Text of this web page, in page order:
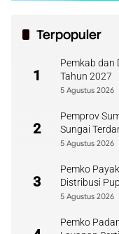
Terpopuler
1
Pemkab dan
Tahun 2027
5 Agustus 2026
2
Pemprov
Sungai
5 Agustus 2026
3
Pemko
Distribusi
5 Agustus 2026
Pemko